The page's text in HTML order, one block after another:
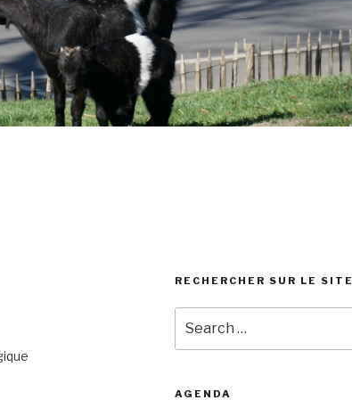
RECHERCHER SUR LE SITE
for:
AGENDA